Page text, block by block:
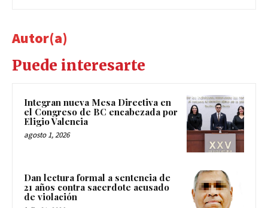
Autor(a)
Puede interesarte
Integran nueva Mesa Directiva en
el Congreso de BC encabezada por
Eligio Valencia
agosto 1, 2026
Dan lectura formal a sentencia de
21 años contra sacerdote acusado
de violación